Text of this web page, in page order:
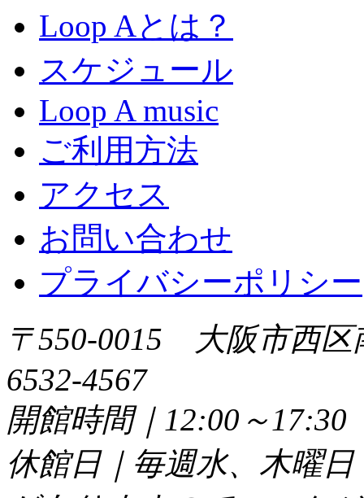
Loop Aとは？
スケジュール
Loop A music
ご利用方法
アクセス
お問い合わせ
プライバシーポリシー
〒550-0015 大阪市西
6532-4567
開館時間｜12:00～
休館日｜毎週水、木曜